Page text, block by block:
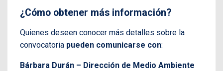
¿Cómo obtener más información?
Quienes deseen conocer más detalles sobre la
convocatoria pueden comunicarse con:
Bárbara Durán – Dirección de Medio Ambiente